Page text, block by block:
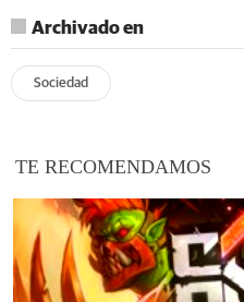
Archivado en
Sociedad
TE RECOMENDAMOS